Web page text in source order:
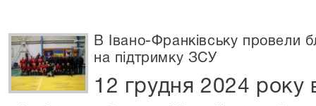
В Івано-Франківську провели
на підтримку ЗСУ
12 грудня 2024 року